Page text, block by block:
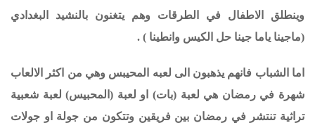
وينطلق الاطفال في الطرقات وهم يتغنون بالنشيد البغدادي
(ماجينا ياما جينا حل الكيس وانطينا ) .
اما الشباب فانهم يذهبون الى لعبه المحيبس وهي من اكثر الالعاب
شهرة في رمضان هي لعبة (بات) او لعبة (المحبيس) لعبة شعبية
تراثية تنتشر في رمضان بين فريقين وتتكون من جولة او جولات